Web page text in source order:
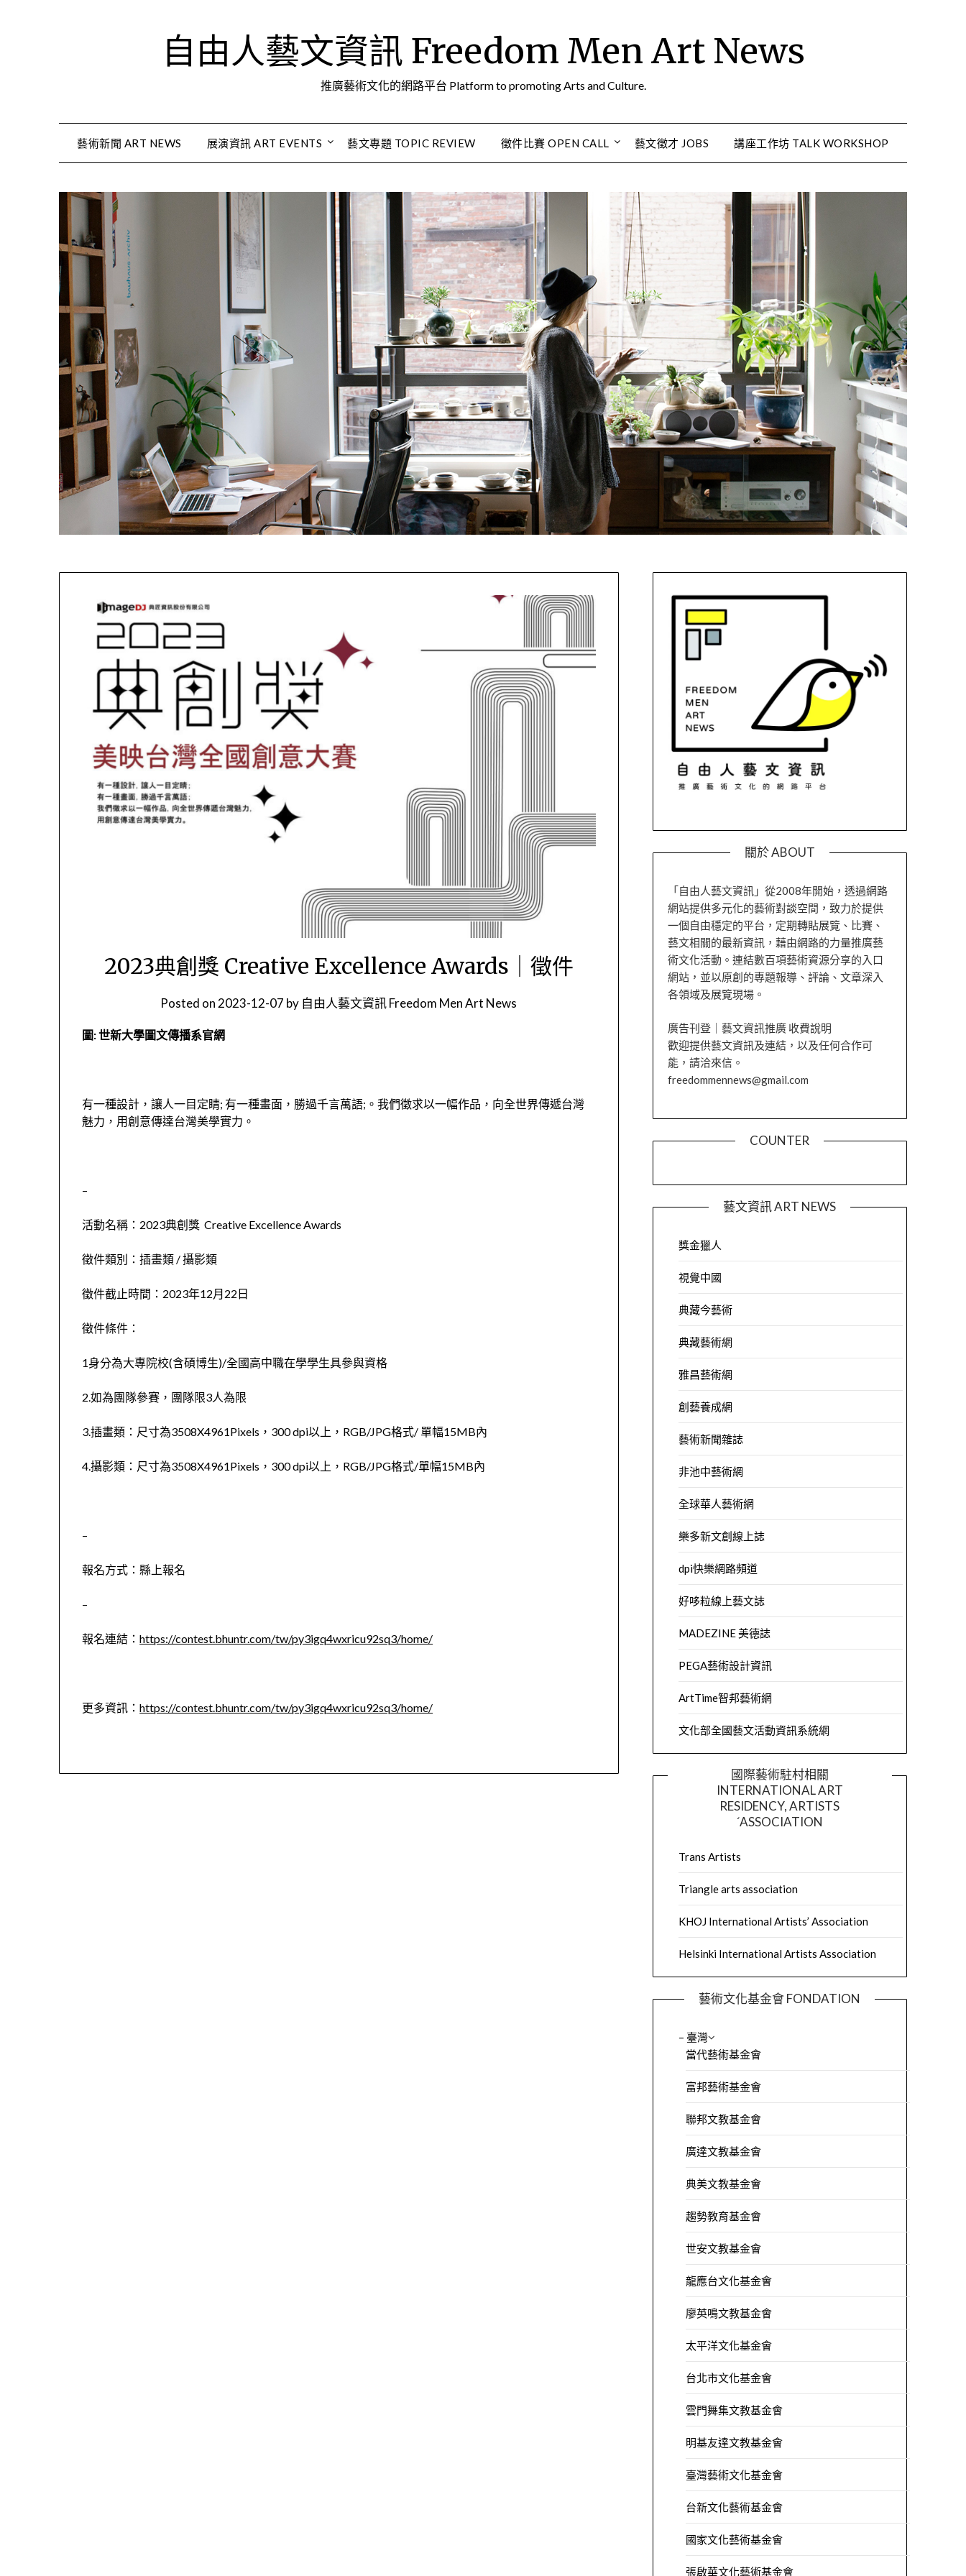
自由人藝文資訊 Freedom Men Art News
推廣藝術文化的網路平台 Platform to promoting Arts and Culture.
藝術新聞 ART NEWS 展演資訊 ART EVENTS 藝文專題 TOPIC REVIEW 徵件比賽 OPEN CALL 藝文徵才 JOBS 講座工作坊 TALK WORKSHOP
2023典創獎 Creative Excellence Awards｜徵件
Posted on 2023-12-07 by 自由人藝文資訊 Freedom Men Art News
圖: 世新大學圖文傳播系官網
有一種設計，讓人一目定睛; 有一種畫面，勝過千言萬語;。我們徵求以一幅作品，向全世界傳遞台灣
魅力，用創意傳達台灣美學實力。
–
活動名稱：2023典創獎 Creative Excellence Awards
徵件類別：插畫類 / 攝影類
徵件截止時間：2023年12月22日
徵件條件：
1身分為大專院校(含碩博生)/全國高中職在學學生具參與資格
2.如為團隊參賽，團隊限3人為限
3.插畫類：尺寸為3508X4961Pixels，300 dpi以上，RGB/JPG格式/ 單幅15MB內
4.攝影類：尺寸為3508X4961Pixels，300 dpi以上，RGB/JPG格式/單幅15MB內
–
報名方式：縣上報名
–
報名連結：https://contest.bhuntr.com/tw/py3igq4wxricu92sq3/home/
更多資訊：https://contest.bhuntr.com/tw/py3igq4wxricu92sq3/home/
關於 ABOUT
「自由人藝文資訊」從2008年開始，透過網路
網站提供多元化的藝術對談空間，致力於提供
一個自由穩定的平台，定期轉貼展覽、比賽、
藝文相關的最新資訊，藉由網路的力量推廣藝
術文化活動。連結數百項藝術資源分享的入口
網站，並以原創的專題報導、評論、文章深入
各領域及展覽現場。
廣告刊登｜藝文資訊推廣 收費說明
歡迎提供藝文資訊及連結，以及任何合作可
能，請洽來信。
freedommennews@gmail.com
COUNTER
藝文資訊 ART NEWS
獎金獵人
視覺中國
典藏今藝術
典藏藝術網
雅昌藝術網
創藝養成網
藝術新聞雜誌
非池中藝術網
全球華人藝術網
樂多新文創線上誌
dpi快樂網路頻道
好哆粒線上藝文誌
MADEZINE 美德誌
PEGA藝術設計資訊
ArtTime智邦藝術網
文化部全國藝文活動資訊系統網
國際藝術駐村相關
INTERNATIONAL ART
RESIDENCY, ARTISTS
´ASSOCIATION
Trans Artists
Triangle arts association
KHOJ International Artists’ Association
Helsinki International Artists Association
藝術文化基金會 FONDATION
– 臺灣
當代藝術基金會
富邦藝術基金會
聯邦文教基金會
廣達文教基金會
典美文教基金會
趨勢教育基金會
世安文教基金會
龍應台文化基金會
廖英鳴文教基金會
太平洋文化基金會
台北市文化基金會
雲門舞集文教基金會
明基友達文教基金會
臺灣藝術文化基金會
台新文化藝術基金會
國家文化藝術基金會
張啟華文化藝術基金會